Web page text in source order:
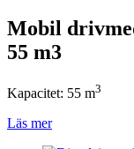
Mobil
55 m3
Kapacitet: 55 m3
Läs mer